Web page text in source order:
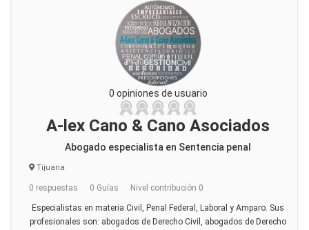
0 opiniones de usuario
A-lex Cano & Cano Asociados
Abogado especialista en Sentencia penal
Tijuana
0 respuestas 0 Guías Nivel contribución 0
Especialistas en materia Civil, Penal Federal, Laboral y Amparo. Sus
profesionales son: abogados de Derecho Civil, abogados de Derecho